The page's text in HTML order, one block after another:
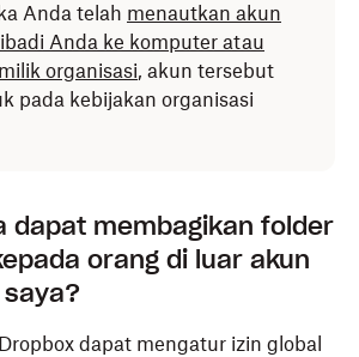
Anda telah menautkan akun
Anda ke komputer atau
organisasi, akun tersebut
pada kebijakan organisasi
dapat membagikan folder
orang di luar akun
dapat mengatur izin global